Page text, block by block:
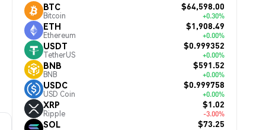
BTC
Bitcoin
$64,598.00
+0.30%
ETH
Ethereum
$1,908.49
+0.00%
USDT
TetherUS
$0.999352
+0.00%
BNB
BNB
$591.52
+0.00%
USDC
USD Coin
$0.999758
+0.00%
XRP
Ripple
$1.02
-3.00%
SOL $73.25